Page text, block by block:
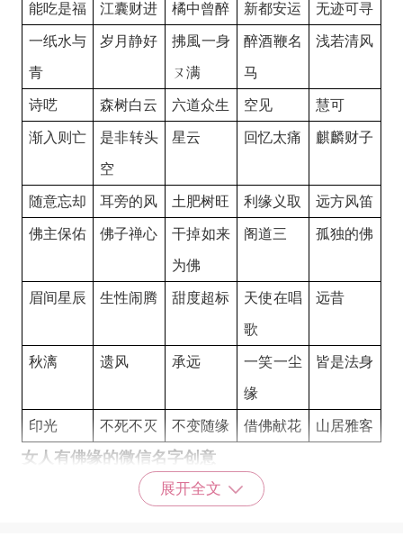
能吃是福 江囊财进 橘中曾醉 新都安运 无迹可寻
一纸水与
青
岁月静好 拂風一身
ㄡ满
醉酒鞭名
马
浅若清风
诗呓 森树白云 六道众生 空见 慧可
渐入则亡 是非转头
空
星云 回忆太痛 麒麟财子
随意忘却 耳旁的风 土肥树旺 利缘义取 远方风笛
佛主保佑 佛子禅心 干掉如来
为佛
阁道三 孤独的佛
眉间星辰 生性闹腾 甜度超标 天使在唱
歌
远昔
秋漓 遗风 承远 一笑一尘
缘
皆是法身
印光 不死不灭 不变随缘 借佛献花 山居雅客
女人有佛缘的微信名字创意
金致钰镯 京佛 静思的佛
展开全文